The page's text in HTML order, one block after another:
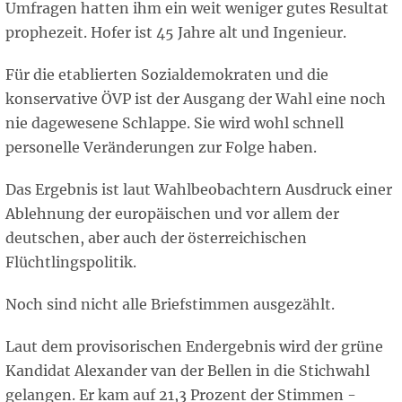
Umfragen hatten ihm ein weit weniger gutes Resultat
prophezeit. Hofer ist 45 Jahre alt und Ingenieur.
Für die etablierten Sozialdemokraten und die
konservative ÖVP ist der Ausgang der Wahl eine noch
nie dagewesene Schlappe. Sie wird wohl schnell
personelle Veränderungen zur Folge haben.
Das Ergebnis ist laut Wahlbeobachtern Ausdruck einer
Ablehnung der europäischen und vor allem der
deutschen, aber auch der österreichischen
Flüchtlingspolitik.
Noch sind nicht alle Briefstimmen ausgezählt.
Laut dem provisorischen Endergebnis wird der grüne
Kandidat Alexander van der Bellen in die Stichwahl
gelangen. Er kam auf 21,3 Prozent der Stimmen -